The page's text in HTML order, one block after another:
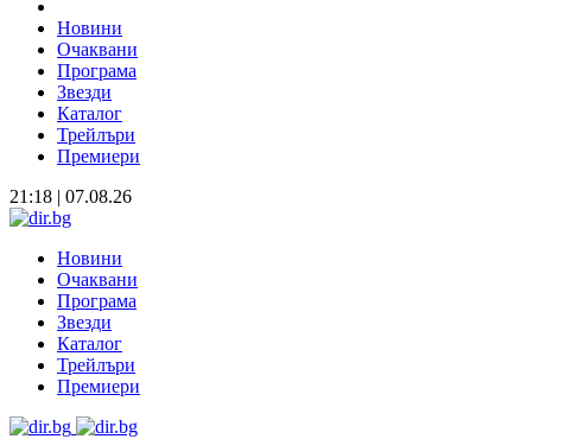
Новини
Очаквани
Програма
Звезди
Каталог
Трейлъри
Премиери
21:18 | 07.08.26
Новини
Очаквани
Програма
Звезди
Каталог
Трейлъри
Премиери